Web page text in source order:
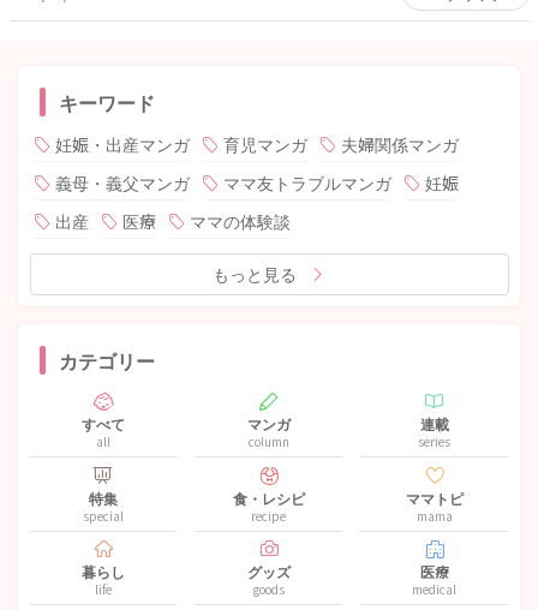
キーワード
妊娠・出産マンガ 育児マンガ
夫婦関係マンガ
義母・義父マンガ
ママ友トラブルマンガ
妊娠
出産
医療 ママの体験談
もっと見る
カテゴリー
すべて
all
マンガ
column
連載
series
特集
special
食・レシピ
recipe
ママトピ
mama
暮らし
life
グッズ
goods
医療
medical